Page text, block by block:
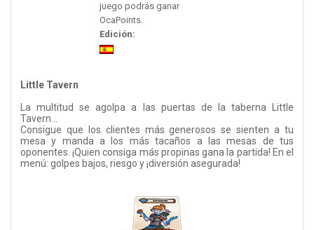
juego podrás ganar
OcaPoints.
Edición:
Little Tavern
La multitud se agolpa a las puertas de la taberna Little
Tavern…
Consigue que los clientes más generosos se sienten a tu
mesa y manda a los más tacaños a las mesas de tus
oponentes. ¡Quien consiga más propinas gana la partida! En el
menú: golpes bajos, riesgo y ¡diversión asegurada!